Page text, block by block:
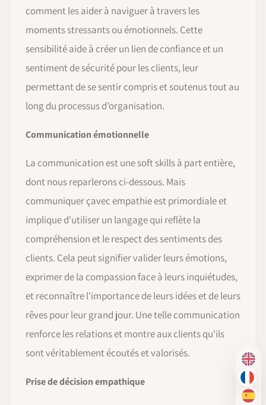
EN
FR
ES
comment les aider à naviguer à travers les
moments stressants ou émotionnels. Cette
sensibilité aide à créer un lien de confiance et un
sentiment de sécurité pour les clients, leur
permettant de se sentir compris et soutenus tout au
long du processus d’organisation.
Communication émotionnelle
La communication est une soft skills à part entière,
dont nous reparlerons ci-dessous. Mais
communiquer çavec empathie est primordiale et
implique d'utiliser un langage qui reflète la
compréhension et le respect des sentiments des
clients. Cela peut signifier valider leurs émotions,
exprimer de la compassion face à leurs inquiétudes,
et reconnaître l'importance de leurs idées et de leurs
rêves pour leur grand jour. Une telle communication
renforce les relations et montre aux clients qu'ils
sont véritablement écoutés et valorisés.
Prise de décision empathique